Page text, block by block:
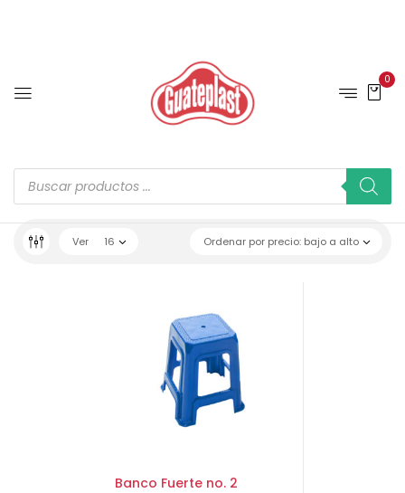
0
Ordenar por precio: bajo a alto
Ver 16
Banco Fuerte no. 2